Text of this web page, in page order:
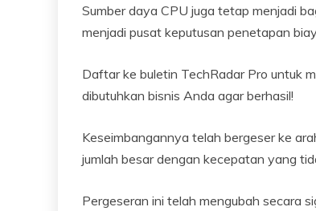
Sumber daya CPU juga tetap menjadi
menjadi pusat keputusan penetapan
Daftar ke buletin TechRadar Pro untuk
dibutuhkan bisnis Anda agar berhasil!
Keseimbangannya telah bergeser ke
jumlah besar dengan kecepatan yang
Pergeseran ini telah mengubah secara